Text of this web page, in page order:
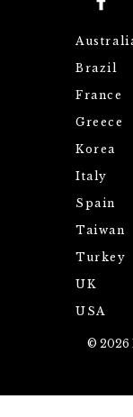
Brazil
France
Greece
Korea
Italy
Spain
Taiwan
Turkey
UK
USA
© 2026